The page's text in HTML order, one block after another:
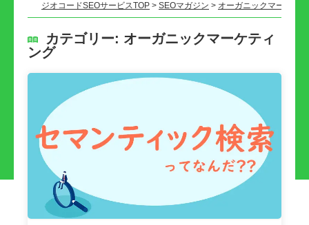
ジオコードSEOサービスTOP > SEOマガジン > オーガニックマーケテ
カテゴリー: オーガニックマーケティ
ング